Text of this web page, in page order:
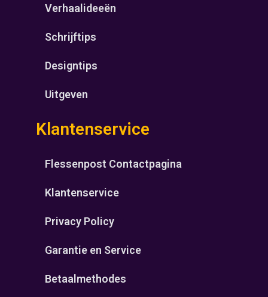
Verhaalideeën
Schrijftips
Designtips
Uitgeven
Klantenservice
Flessenpost Contactpagina
Klantenservice
Privacy Policy
Garantie en Service
Betaalmethodes